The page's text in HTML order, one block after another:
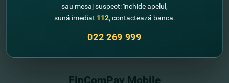
"FinComBank" S.A. este membră a
sau mesaj suspect: închide apelul,
sună imediat 112, contactează banca.
022 269 999